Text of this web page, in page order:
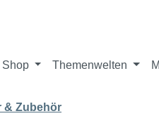
Shop Themenwelten
& Zubehör